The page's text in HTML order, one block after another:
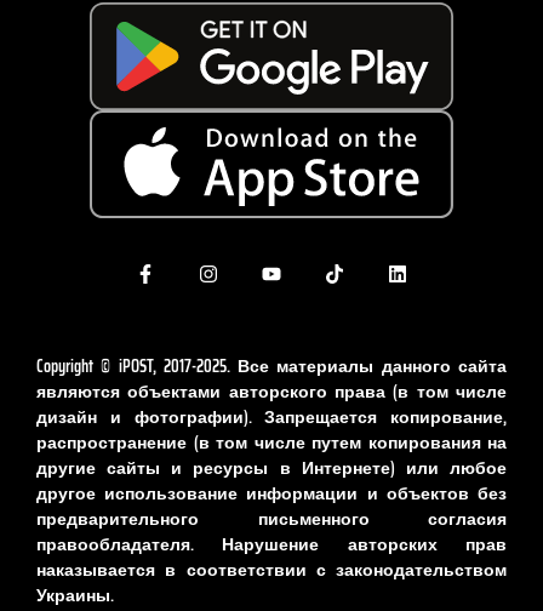
Copyright © iPOST, 2017-2025. Все материалы данного сайта
являются объектами авторского права (в том числе
дизайн и фотографии). Запрещается копирование,
распространение (в том числе путем копирования на
другие сайты и ресурсы в Интернете) или любое
другое использование информации и объектов без
предварительного письменного согласия
правообладателя. Нарушение авторских прав
наказывается в соответствии с законодательством
Украины.